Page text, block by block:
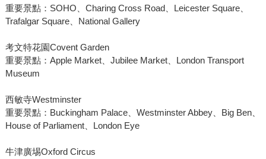
重要景點：SOHO、Charing Cross Road、Leicester Square、
Trafalgar Square、National Gallery
考文特花園Covent Garden
重要景點：Apple Market、Jubilee Market、London Transport
Museum
西敏寺Westminster
重要景點：Buckingham Palace、Westminster Abbey、Big Ben、
House of Parliament、London Eye
牛津廣埸Oxford Circus